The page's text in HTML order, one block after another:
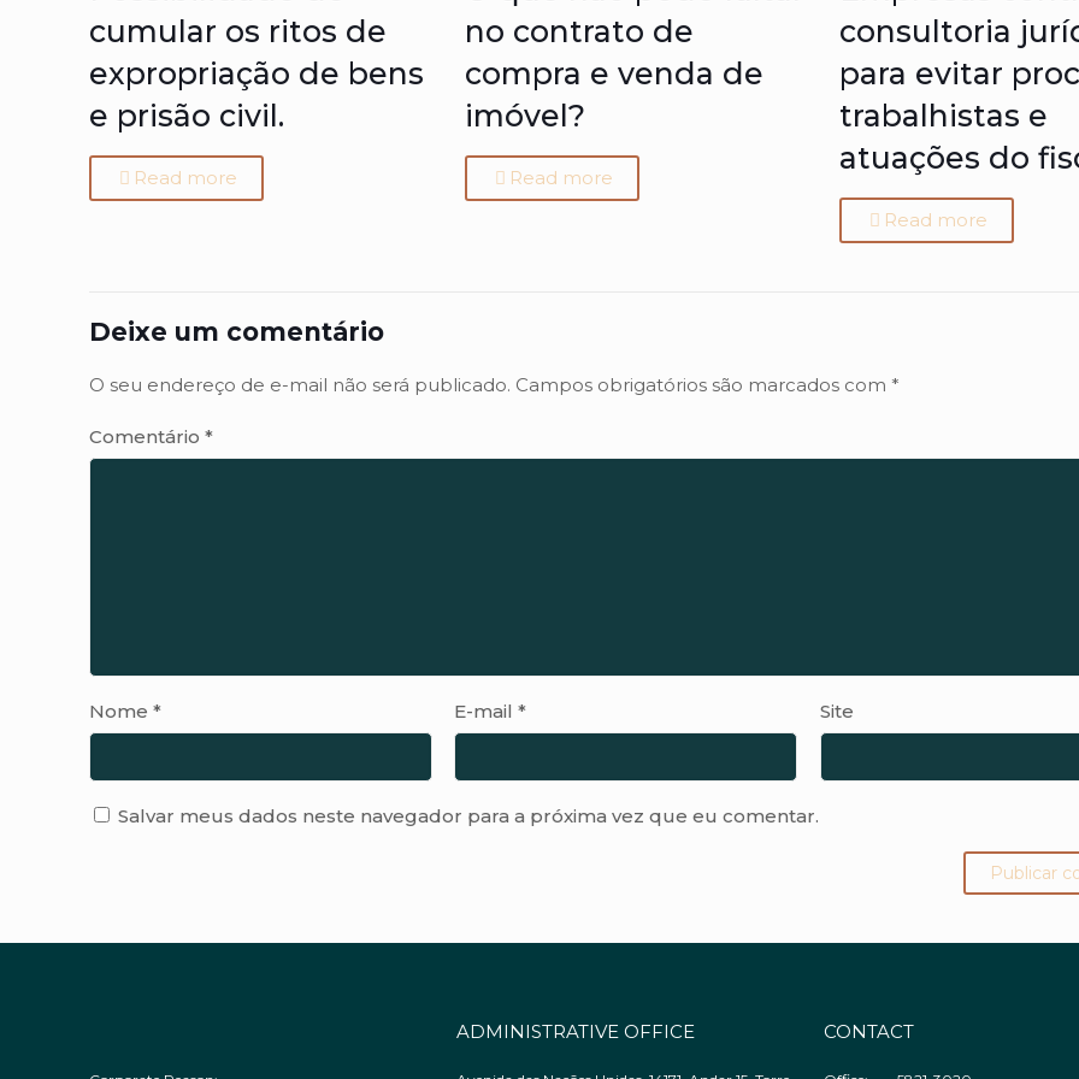
cumular os ritos de
expropriação de bens
e prisão civil.
Read more
no contrato de
compra e venda de
imóvel?
Read more
consultoria
para evitar
trabalhistas e
atuações do
Read more
Deixe um comentário
O seu endereço de e-mail não será publicado. Campos obrigatórios são marcados com *
Comentário *
Nome * E-mail* Site
Salvar meus dados neste navegador para a próxima vez que eu comentar.
ADMINISTRATIVE OFFICE CONTACT